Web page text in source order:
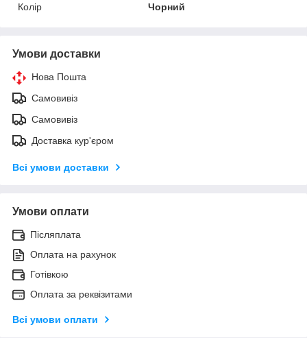
Колір
Чорний
Умови доставки
Нова Пошта
Самовивіз
Самовивіз
Доставка кур'єром
Всі умови доставки
Умови оплати
Післяплата
Оплата на рахунок
Готівкою
Оплата за реквізитами
Всі умови оплати